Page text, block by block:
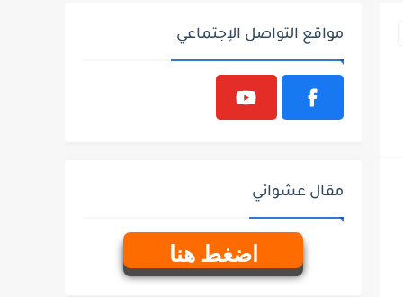
مواقع التواصل الإجتماعي
مقال عشوائي
اضغط هنا